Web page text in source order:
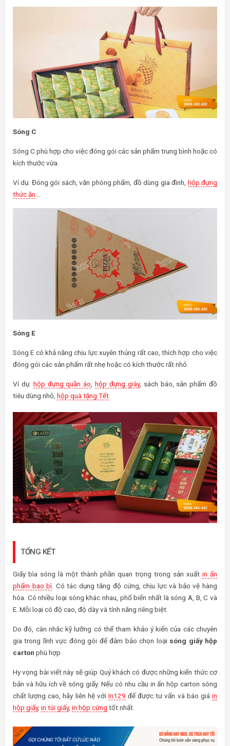
Sóng C
Sóng C phù hợp cho việc đóng gói các sản phẩm trung bình hoặc có
kích thước vừa.
Ví dụ: Đóng gói sách, văn phòng phẩm, đồ dùng gia đình, hộp đựng
thức ăn
Sóng E
Sóng E có khả năng chịu lực xuyên thủng rất cao, thích hợp cho việc
đóng gói các sản phẩm rất nhẹ hoặc có kích thước rất nhỏ.
Ví dụ: hộp đựng quần áo ,hộp đựng giày, sách báo, sản phẩm đồ
tiêu dùng nhỏ, hộp quà tặng Tết
TỔNG KẾT
Giấy bìa sóng là một thành phần quan trọng trong sản xuất in ấn
phẩm bao bì. Có tác dụng tăng độ cứng, chịu lực và bảo vệ hàng
hóa. Có nhiều loại sóng khác nhau, phổ biến nhất là sóng A, B, C và
E. Mỗi loại có độ cao, độ dày và tính năng riêng biệt.
Do đó, cân nhắc kỹ lưỡng có thể tham khảo ý kiến của các chuyên
gia trong lĩnh vực đóng gói để đảm bảo chọn loại sóng giấy hộp
carton phù hợp
Hy vọng bài viết này sẽ giúp Quý khách có được những kiến thức cơ
bản và hữu ích về sóng giấy. Nếu có nhu cầu in ấn hộp carton sóng
chất lượng cao, hãy liên hệ với In129 để được tư vấn và báo giáin
hộp giấy, in túi giấy, in hộp cứng tốt nhất.